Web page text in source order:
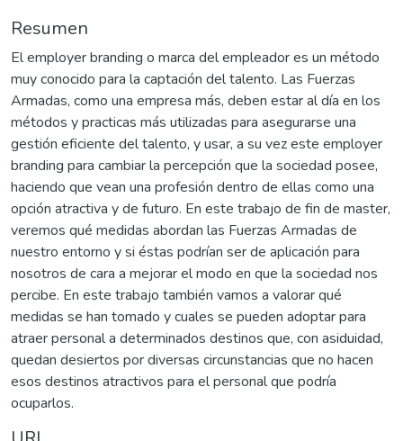
Resumen
El employer branding o marca del empleador es un método
muy conocido para la captación del talento. Las Fuerzas
Armadas, como una empresa más, deben estar al día en los
métodos y practicas más utilizadas para asegurarse una
gestión eficiente del talento, y usar, a su vez este employer
branding para cambiar la percepción que la sociedad posee,
haciendo que vean una profesión dentro de ellas como una
opción atractiva y de futuro. En este trabajo de fin de master,
veremos qué medidas abordan las Fuerzas Armadas de
nuestro entorno y si éstas podrían ser de aplicación para
nosotros de cara a mejorar el modo en que la sociedad nos
percibe. En este trabajo también vamos a valorar qué
medidas se han tomado y cuales se pueden adoptar para
atraer personal a determinados destinos que, con asiduidad,
quedan desiertos por diversas circunstancias que no hacen
esos destinos atractivos para el personal que podría
ocuparlos.